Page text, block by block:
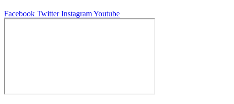
Facebook Twitter InstagramYoutube